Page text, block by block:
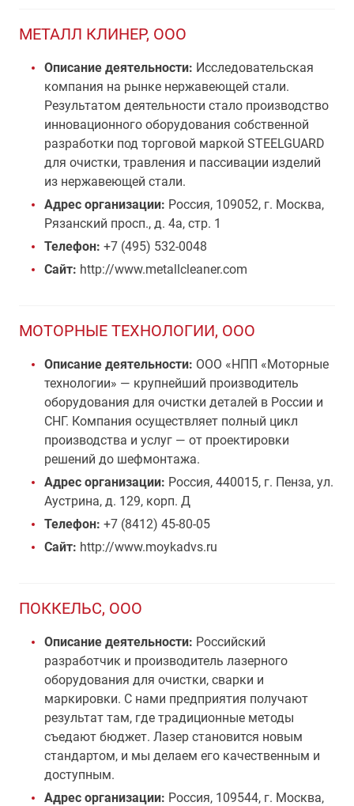
МЕТАЛЛ КЛИНЕР, ООО
Описание деятельности: Исследовательская
компания на рынке нержавеющей стали.
Результатом деятельности стало производство
инновационного оборудования собственной
разработки под торговой маркой STEELGUARD
для очистки, травления и пассивации изделий
из нержавеющей стали.
Адрес организации: Россия, 109052, г. Москва,
Рязанский просп., д. 4а, стр. 1
Телефон: +7 (495) 532-0048
Сайт: http://www.metallcleaner.com
МОТОРНЫЕ ТЕХНОЛОГИИ, ООО
Описание деятельности: ООО «НПП «Моторные
технологии» — крупнейший производитель
оборудования для очистки деталей в России и
СНГ. Компания осуществляет полный цикл
производства и услуг — от проектировки
решений до шефмонтажа.
Адрес организации: Россия, 440015, г. Пенза, ул.
Аустрина, д. 129, корп. Д
Телефон: +7 (8412) 45-80-05
Сайт: http://www.moykadvs.ru
ПОККЕЛЬС, ООО
Описание деятельности: Российский
разработчик и производитель лазерного
оборудования для очистки, сварки и
маркировки. С нами предприятия получают
результат там, где традиционные методы
съедают бюджет. Лазер становится новым
стандартом, и мы делаем его качественным и
доступным.
Адрес организации: Россия, 109544, г. Москва,